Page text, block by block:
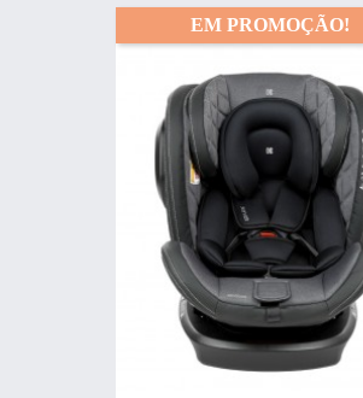
EM PROMOÇÃO!